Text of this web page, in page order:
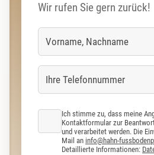
Wir rufen Sie gern zurück!
Ich stimme zu, dass meine
Kontaktformular zur
und verarbeitet werden. Die
Mail an info@hahn-
Detaillierte Informationen: